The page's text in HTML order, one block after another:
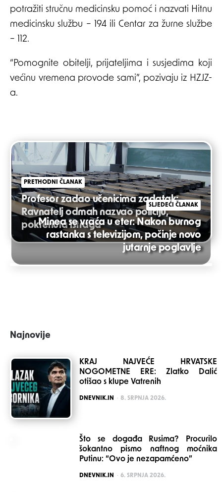
potražiti stručnu medicinsku pomoć i nazvati Hitnu
medicinsku službu – 194 ili Centar za žurne službe
– 112.
“Pomognite obitelji, prijateljima i susjedima koji
većinu vremena provode sami”, pozivaju iz HZJZ-
a.
Post
navigation
PRETHODNI ČLANAK
Profesor zadao učenicima zadatak:
Ravnatelj odmah nazvao policiju,
pokrenuta istraga
SLJEDEĆI ČLANAK
Minea se vraća u eter: Nakon burnog
rastanka s televizijom, počinje novo
jutarnje poglavlje
Najnovije
KRAJ NAJVEĆE HRVATSKE
NOGOMETNE ERE: Zlatko Dalić
otišao s klupe Vatrenih
POSTED
DNEVNIK.IN 8. SRPNJA 2026.
Što se događa Rusima? Procurilo
šokantno pismo naftnog moćnika
Putinu: “Ovo je nezapamćeno”
POSTED
DNEVNIK.IN 6. SRPNJA 2026.